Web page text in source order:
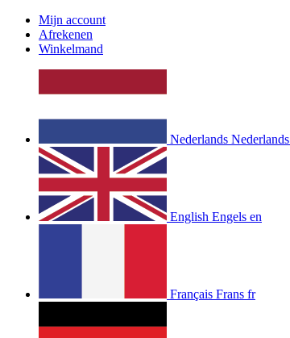
Mijn account
Afrekenen
Winkelmand
Nederlands Nederlands
English Engels en
Français Frans fr